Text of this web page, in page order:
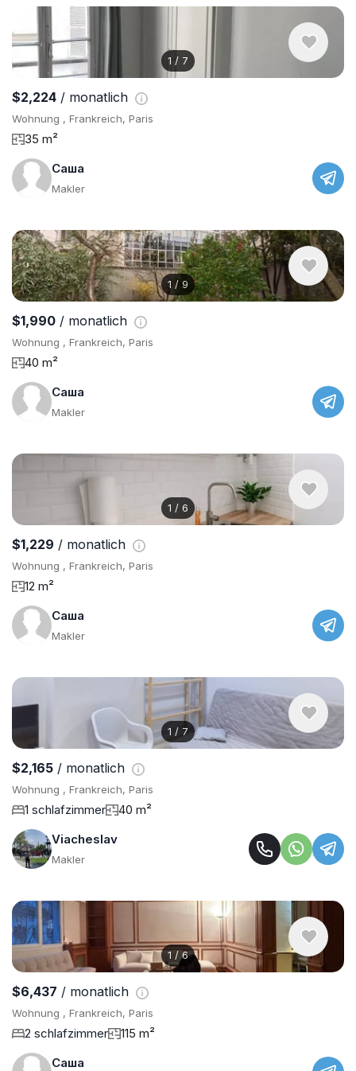
1/ 7
$2,224 / monatlich
Wohnung , Frankreich, Paris
35 m²
Саша
Makler
1 / 9
$1,990 / monatlich
Wohnung , Frankreich, Paris
40 m²
Саша
Makler
1 / 6
$1,229 / monatlich
Wohnung , Frankreich, Paris
12 m²
Саша
Makler
1 / 7
$2,165 / monatlich
Wohnung , Frankreich, Paris
1 schlafzimmer
40 m²
Viacheslav
Makler
1 / 6
$6,437 / monatlich
Wohnung , Frankreich, Paris
2 schlafzimmer
115 m²
Саша